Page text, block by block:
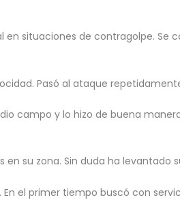
en situaciones de contragolpe.
Pasó al ataque
campo y lo hizo de buena
su zona. Sin duda ha levantado
el primer tiempo buscó con